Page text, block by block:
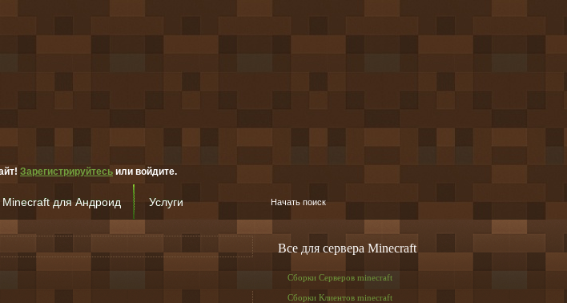
Зарегистрируйтесь или войдите.
Minecraft для Андроид Услуги
Все для сервера Minecraft
Сборки Серверов minecraft
Сборки Клиентов minecraft